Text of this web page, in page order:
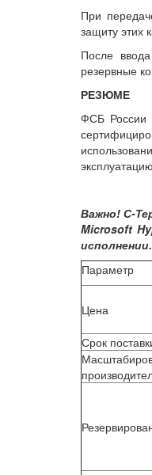
При
защиту этих
После
резервные
РЕЗЮМЕ
ФСБ России
Важно! С-
Microsoft
исполнении.
Параметр
Цена
Срок